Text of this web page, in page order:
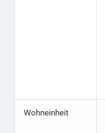
Wohneinheit